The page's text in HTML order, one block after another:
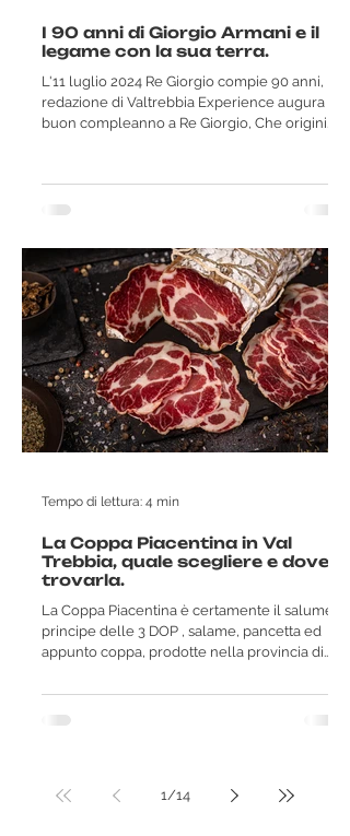
I 90 anni di Giorgio Armani e il
legame con la sua terra.
L'11 luglio 2024 Re Giorgio compie 90 anni, la
redazione di Valtrebbia Experience augura
buon compleanno a Re Giorgio, Che origini
La Coppa Piacentina in Val
Trebbia, quale scegliere e dove
trovarla.
La Coppa Piacentina è certamente il salume
principe delle 3 DOP , salame, pancetta ed
appunto coppa, prodotte nella provincia di...
Tempo di lettura: 4 min
1/14